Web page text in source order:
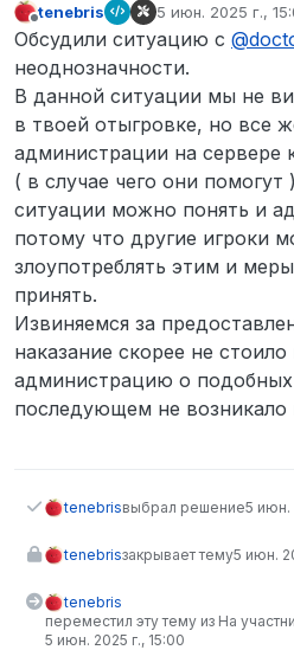
Не в сети
tenebris 5 июн. 2025 г.,
отредактировано
Обсудили ситуацию с @
неоднозначности.
В данной ситуации мы не
в твоей отыгровке, но все
администрации на сервере
( в случае чего они
ситуации можно понять и
потому что другие игроки
злоупотреблять этим и
принять.
Извиняемся за
наказание скорее не
администрацию о подобных
последующем не возникало
tenebrisвыбрал решение5 июн.
tenebrisзакрывает тему5 июн.
tenebris
переместил эту тему из На
5 июн. 2025 г., 15:00